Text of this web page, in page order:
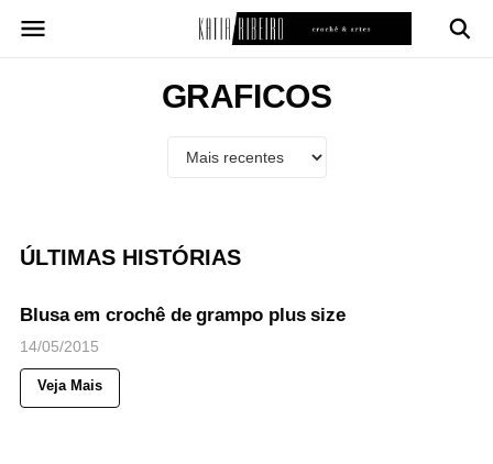
para
GRAFICOS
ÚLTIMAS HISTÓRIAS
◉
Views
Blusa em crochê de grampo plus size
14/05/2015
Veja Mais